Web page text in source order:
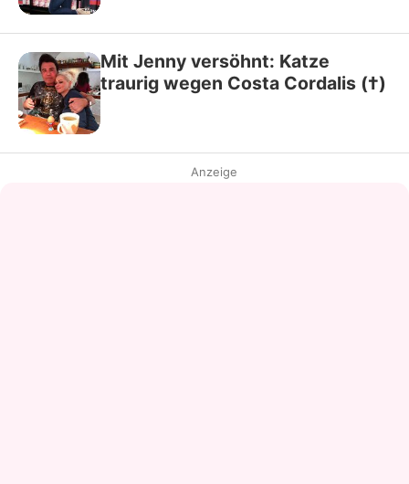
Mit Jenny versöhnt: Katze
traurig wegen Costa Cordalis (†)
Anzeige